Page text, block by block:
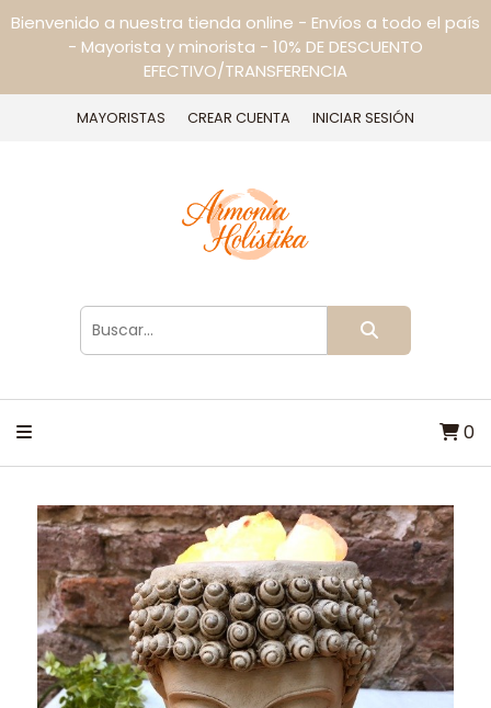
Bienvenido a nuestra tienda online - Envíos a todo el país
- Mayorista y minorista - 10% DE DESCUENTO
EFECTIVO/TRANSFERENCIA
MAYORISTAS CREAR CUENTA INICIAR SESIÓN
0